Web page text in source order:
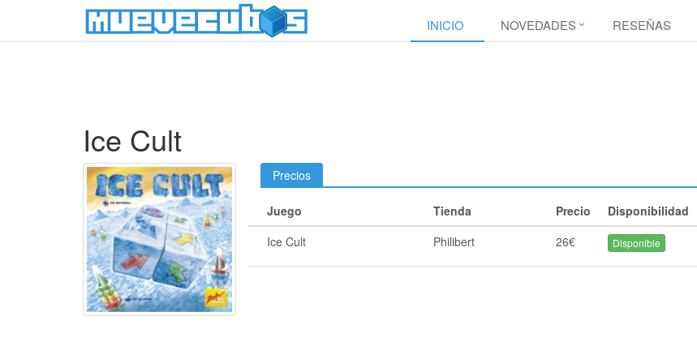
INICIO NOVEDADES RESEÑAS
Ice Cult
Precios
Juego Tienda Precio
Disponibilidad
Ice Cult
Philibert 26€ Disponible